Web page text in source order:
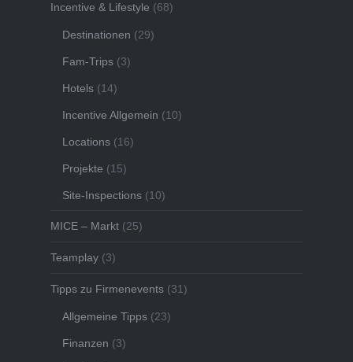
Incentive & Lifestyle (68)
Destinationen (29)
Fam-Trips(3)
Hotels(14)
Incentive Allgemein (10)
Locations(16)
Projekte (15)
Site-Inspections(10)
MICE – Markt(25)
Teamplay(3)
Tipps zu Firmenevents(31)
Allgemeine Tipps(23)
Finanzen (3)